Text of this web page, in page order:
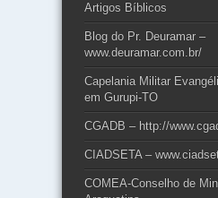
Artigos Bíblicos
Blog do Pr. Deuramar –
www.deuramar.com.br/
Capelania Militar
em Gurupi-TO
CGADB – http://
CIADSETA –
COMEA-Conselho de